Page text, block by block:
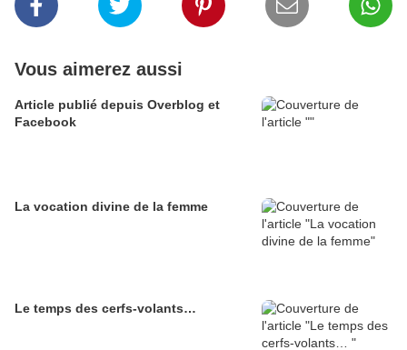
Vous aimerez aussi
Article publié depuis Overblog et
Facebook
La vocation divine de la femme
Le temps des cerfs-volants…